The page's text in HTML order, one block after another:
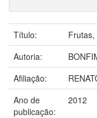
Título:
Autoria:
Afiliação:
Ano de
publicação:
2012